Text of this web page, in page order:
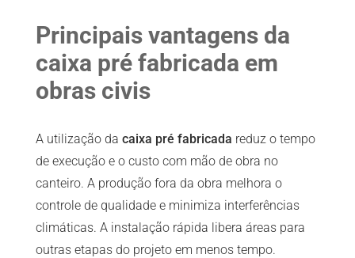
Principais vantagens da
caixa pré fabricada em
obras civis
A utilização da caixa pré fabricada reduz o tempo
de execução e o custo com mão de obra no
canteiro. A produção fora da obra melhora o
controle de qualidade e minimiza interferências
climáticas. A instalação rápida libera áreas para
outras etapas do projeto em menos tempo.